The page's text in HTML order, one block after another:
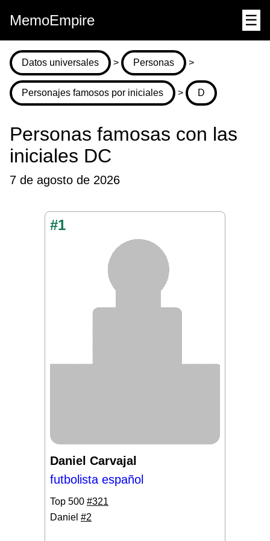
MemoEmpire ☰
Datos universales > Personas >
Personajes famosos por iniciales > D
Personas famosas con las
iniciales DC
7 de agosto de 2026
#1
Daniel Carvajal
futbolista español
Top 500 #321
Daniel #2